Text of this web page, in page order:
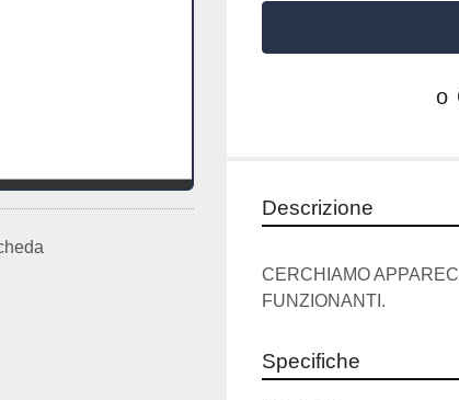
o
Descrizione
CERCHIAMO
FUNZIONANTI.
Specifiche